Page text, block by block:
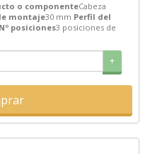
o componenteCabeza
montaje30 mm Perfil del
Nº posiciones3 posiciones de
+